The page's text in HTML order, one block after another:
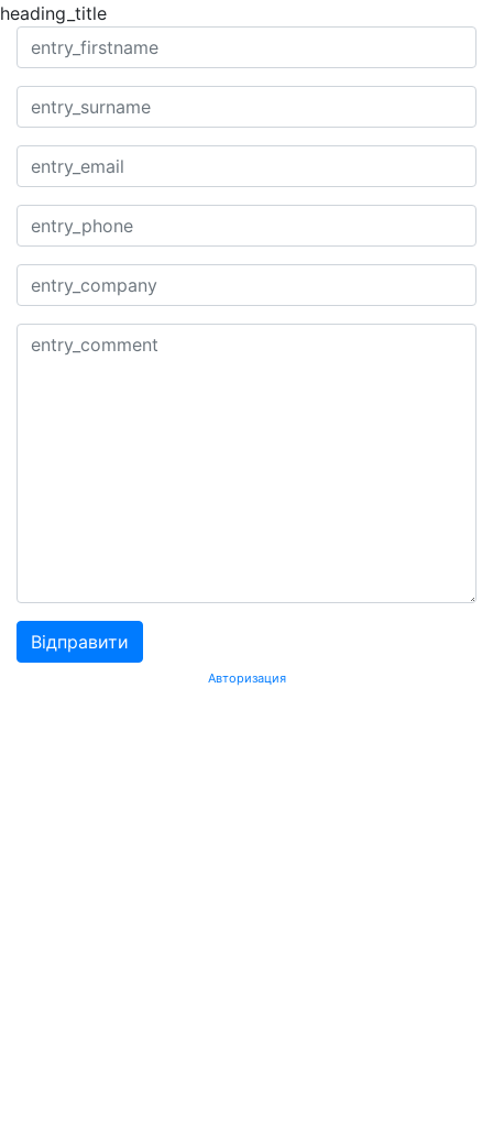
heading_title
Авторизация